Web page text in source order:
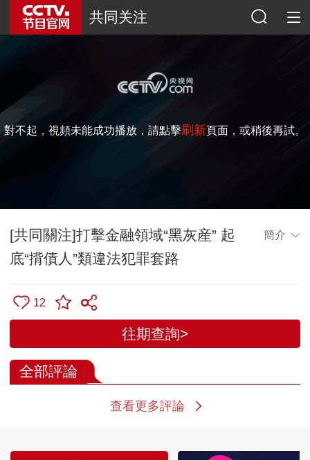
共同关注
對不起，視頻未能成功播放，請點擊刷新頁面，或稍後再試。
[共同關注]打擊金融領域“黑灰産” 起
底“揹債人”類違法犯罪套路
簡介
12
往期查詢>
全部評論
查看更多評論